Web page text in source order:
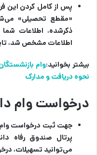
پس از کامل کردن این
«مقطع تحصیلی»
ذکرشده، اطلاعات
اطلاعات مشخص شد،
بیشتر بخوانید:
نحوه دریافت و مدارک
درخواست وام
پرتال صندوق رفاه
می‌توانید تسهیلات،